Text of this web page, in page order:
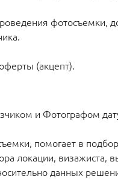
фотосъемки,
(акцепт).
и Фотографом
помогает в
локации, визажиста,
данных